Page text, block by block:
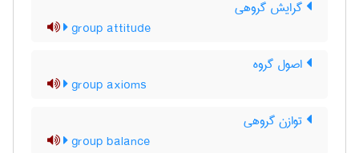
گرایش گروهی
group attitude
اصول گروه
group axioms
توازن گروهی
group balance